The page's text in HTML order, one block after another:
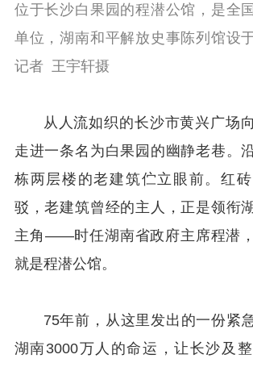
位于长沙白果园的程潜公馆，是全
单位，湖南和平解放史事陈列馆设
记者 王宇轩摄
从人流如织的长沙市黄兴广场
走进一条名为白果园的幽静老巷。
栋两层楼的老建筑伫立眼前。红
驳，老建筑曾经的主人，正是领衔
主角——时任湖南省政府主席程潜
就是程潜公馆。
75年前，从这里发出的一份紧
湖南3000万人的命运，让长沙及